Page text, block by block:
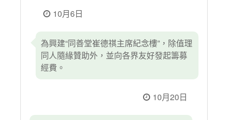
10月6日
為興建“同善堂崔德祺主席紀念樓”，除值理
同人隨緣贊助外，並向各界友好發起籌募
經費。
10月20日